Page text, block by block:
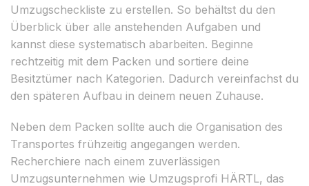
Umzugscheckliste zu erstellen. So behältst du den
Überblick über alle anstehenden Aufgaben und
kannst diese systematisch abarbeiten. Beginne
rechtzeitig mit dem Packen und sortiere deine
Besitztümer nach Kategorien. Dadurch vereinfachst du
den späteren Aufbau in deinem neuen Zuhause.
Neben dem Packen sollte auch die Organisation des
Transportes frühzeitig angegangen werden.
Recherchiere nach einem zuverlässigen
Umzugsunternehmen wie Umzugsprofi HÄRTL, das